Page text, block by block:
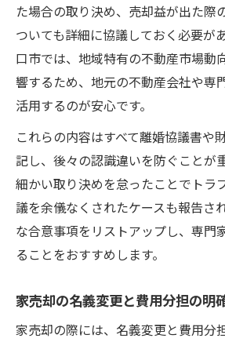
た場合の取り決め、売却益が出た際
ついても詳細に協議しておく必要が
口市では、地域特有の不動産市場動
響するため、地元の不動産会社や専
活用するのが安心です。
これらの内容はすべて離婚協議書や
記し、後々の認識違いを防ぐことが
細かい取り決めを怠ったことでトラ
議を余儀なくされたケースも報告さ
な合意事項をリストアップし、専門
ることをおすすめします。
家売却の名義変更と費用分担の明
家売却の際には、名義変更と費用分